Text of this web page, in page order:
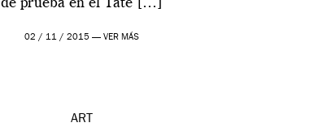
de prueba en el Tate […]
02 / 11 / 2015 — VER MÁS
ART